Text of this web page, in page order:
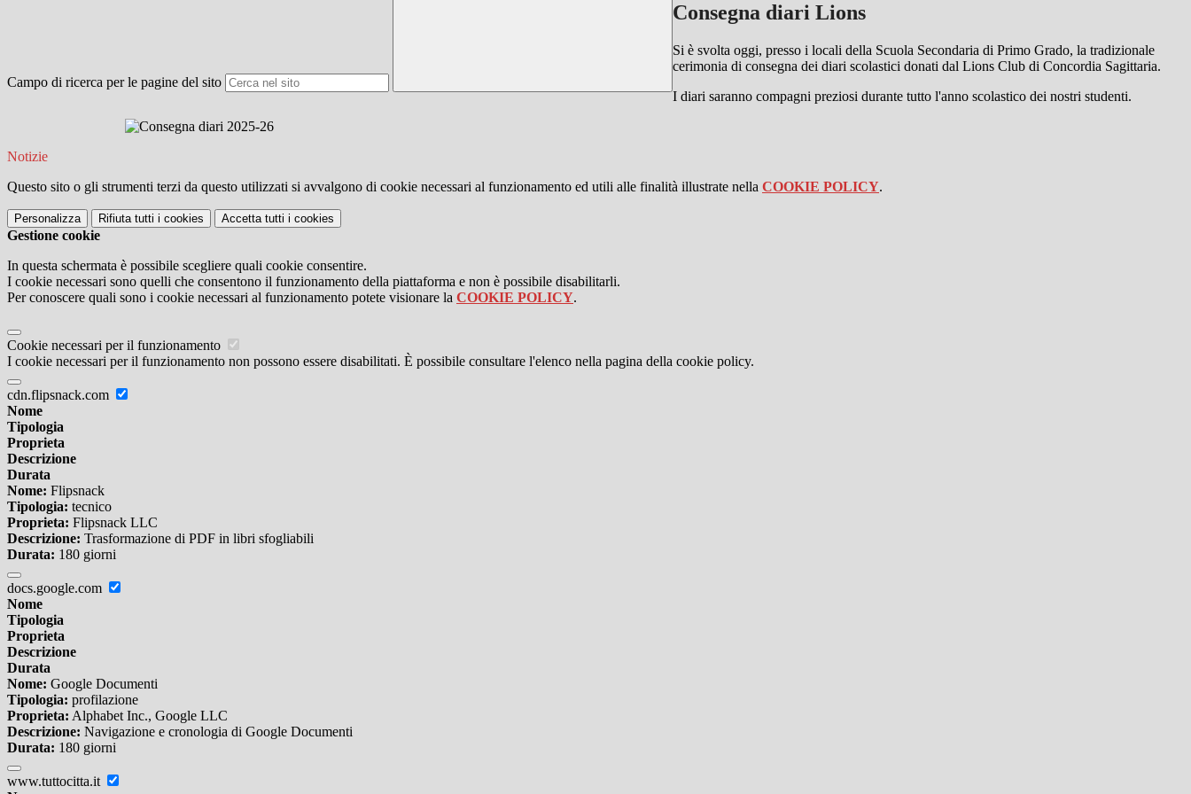
Campo di ricerca per le pagine del sito
Consegna diari Lions
Si è svolta oggi, presso i locali della Scuola Secondaria di Primo Grado, la tradizionale
cerimonia di consegna dei diari scolastici donati dal Lions Club di Concordia Sagittaria.
I diari saranno compagni preziosi durante tutto l'anno scolastico dei nostri studenti.
Notizie
Questo sito o gli strumenti terzi da questo utilizzati si avvalgono di cookie necessari al funzionamento ed utili alle finalità illustrate nella COOKIE POLICY.
Personalizza Rifiuta tutti i cookies Accetta tutti i cookies
Gestione cookie
In questa schermata è possibile scegliere quali cookie consentire.
I cookie necessari sono quelli che consentono il funzionamento della piattaforma e non è possibile disabilitarli.
Per conoscere quali sono i cookie necessari al funzionamento potete visionare la COOKIE POLICY.
Cookie necessari per il funzionamento
I cookie necessari per il funzionamento non possono essere disabilitati. È possibile consultare l'elenco nella pagina della cookie policy.
cdn.flipsnack.com
Nome
Tipologia
Proprieta
Descrizione
Durata
Nome: Flipsnack
Tipologia: tecnico
Proprieta: Flipsnack LLC
Descrizione: Trasformazione di PDF in libri sfogliabili
Durata: 180 giorni
docs.google.com
Nome
Tipologia
Proprieta
Descrizione
Durata
Nome: Google Documenti
Tipologia: profilazione
Proprieta: Alphabet Inc., Google LLC
Descrizione: Navigazione e cronologia di Google Documenti
Durata: 180 giorni
www.tuttocitta.it